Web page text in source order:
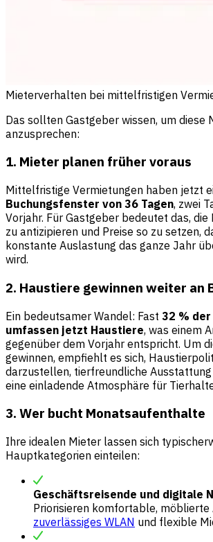
Mieterverhalten bei mittelfristigen
Das sollten Gastgeber wissen, um diese
anzusprechen:
1. Mieter planen früher voraus
Mittelfristige Vermietungen haben jetzt
Buchungsfenster von 36 Tagen, zwei
Vorjahr. Für Gastgeber bedeutet das,
zu antizipieren und Preise so zu setzen,
konstante Auslastung das ganze Jahr
wird.
2. Haustiere gewinnen weiter an
Ein bedeutsamer Wandel: Fast 32 %
umfassen jetzt Haustiere, was einem
gegenüber dem Vorjahr entspricht. Um
gewinnen, empfiehlt es sich,
darzustellen, tierfreundliche
eine einladende Atmosphäre für
3. Wer bucht Monatsaufenthalte
Ihre idealen Mieter lassen sich
Hauptkategorien einteilen:
Geschäftsreisende und digitale
Priorisieren komfortable, möblierte
zuverlässiges WLAN und flexible